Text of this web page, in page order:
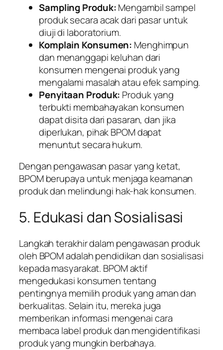
Sampling Produk:Mengambil sampel
produk secara acak dari pasar untuk
diuji di laboratorium.
Komplain Konsumen: Menghimpun
dan menanggapi keluhan dari
konsumen mengenai produk yang
mengalami masalah atau efek samping.
Penyitaan Produk: Produk yang
terbukti membahayakan konsumen
dapat disita dari pasaran, dan jika
diperlukan, pihak BPOM dapat
menuntut secara hukum.
Dengan pengawasan pasar yang ketat,
BPOM berupaya untuk menjaga keamanan
produk dan melindungi hak-hak konsumen.
5. Edukasi dan Sosialisasi
Langkah terakhir dalam pengawasan produk
oleh BPOM adalah pendidikan dan sosialisasi
kepada masyarakat. BPOM aktif
mengedukasi konsumen tentang
pentingnya memilih produk yang aman dan
berkualitas. Selain itu, mereka juga
memberikan informasi mengenai cara
membaca label produk dan mengidentifikasi
produk yang mungkin berbahaya.